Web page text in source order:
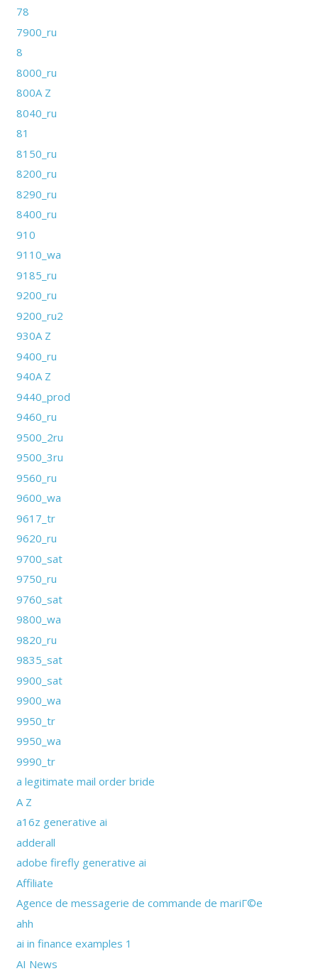
78
7900_ru
8
8000_ru
800A Z
8040_ru
81
8150_ru
8200_ru
8290_ru
8400_ru
910
9110_wa
9185_ru
9200_ru
9200_ru2
930A Z
9400_ru
940A Z
9440_prod
9460_ru
9500_2ru
9500_3ru
9560_ru
9600_wa
9617_tr
9620_ru
9700_sat
9750_ru
9760_sat
9800_wa
9820_ru
9835_sat
9900_sat
9900_wa
9950_tr
9950_wa
9990_tr
a legitimate mail order bride
A Z
a16z generative ai
adderall
adobe firefly generative ai
Affiliate
Agence de messagerie de commande de mariГ©e
ahh
ai in finance examples 1
AI News